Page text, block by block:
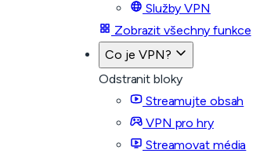
Služby VPN
Zobrazit všechny funkce
Co je VPN?
Odstranit bloky
Streamujte obsah
VPN pro hry
Streamovat média